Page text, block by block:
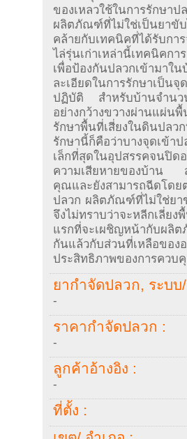
ของเหลวใช้ในการรักษา
ผลิตภัณฑ์ที่ไม่ใช่เป็นยาขั
คล้ายกับเทคนิคที่ได้รับกา
ไล่รุ่นเก่าเหล่านี้เทคนิคก
เพื่อป้องกันปลวกเข้ามาใ
ละเอียดในการรักษาเป็นจุ
ปฏิบัติ สำหรับบ้านจำนวน
อย่างกว้างขวางผ่านแผ่น
รักษาพื้นที่เสี่ยงในดินปล
รักษานี้ก็คือว่าบางจุดเข้า
เล็กที่สุดในอุปสรรคจนปิด
ความเสียหายของบ้าน
คุณและยังสามารถฉีดโด
ปลวก ผลิตภัณฑ์ที่ไม่ใช่ยา
จึงไม่ทราบว่าจะหลีกเลี่
แรกที่จะเผชิญหน้ากับผลิต
กันแล้วกับส่วนที่เหลือของ
ประสิทธิภาพของการคว
ยากำจัดปลวก, ระบ
-
ราคากำจัดปลวก :
-
ลูกค้าอ้างอิง :
-
ที่ตั้ง :